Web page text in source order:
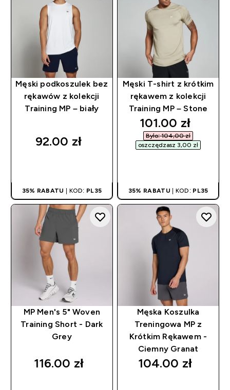
Męski podkoszulek bez
rękawów z kolekcji
Training MP – biały
92.00 zł‎
35% RABATU | KOD: PL35
Męski T-shirt z krótkim
rękawem z kolekcji
Training MP – Stone
discounted
101.00 zł‎
Było: 104,00 zł‎
oszczędzasz 3,00 zł‎
35% RABATU | KOD: PL35
MP Men's 5" Woven
Training Short - Dark
Grey
116.00 zł‎
Męska Koszulka
Treningowa MP z
Krótkim Rękawem -
Ciemny Granat
104.00 zł‎